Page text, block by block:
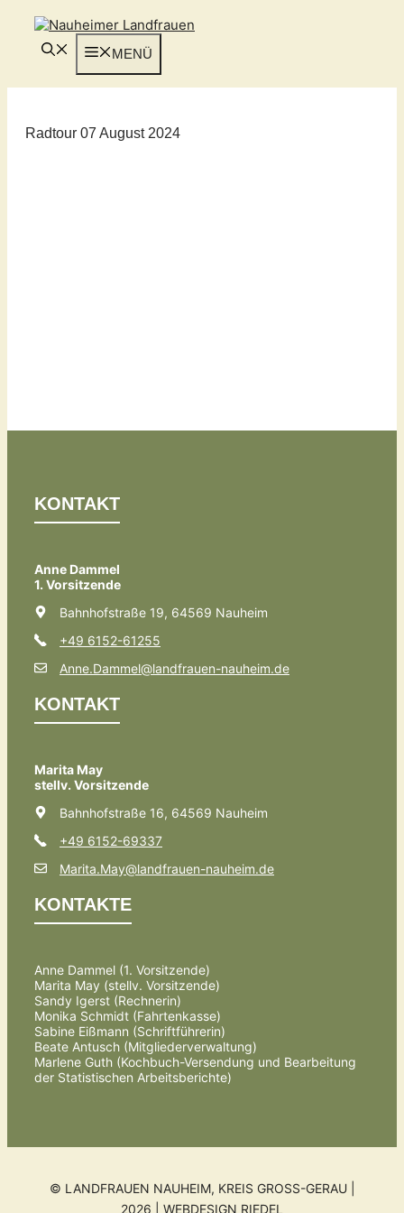
Inhalt
springen
MENÜ
Radtour 07 August 2024
KONTAKT
Anne Dammel
1. Vorsitzende
Bahnhofstraße 19, 64569 Nauheim
+49 6152-61255
Anne.Dammel@landfrauen-nauheim.de
KONTAKT
Marita May
stellv. Vorsitzende
Bahnhofstraße 16, 64569 Nauheim
+49 6152-69337
Marita.May@landfrauen-nauheim.de
KONTAKTE
Anne Dammel (1. Vorsitzende)
Marita May (stellv. Vorsitzende)
Sandy Igerst (Rechnerin)
Monika Schmidt (Fahrtenkasse)
Sabine Eißmann (Schriftführerin)
Beate Antusch (Mitgliederverwaltung)
Marlene Guth (Kochbuch-Versendung und Bearbeitung
der Statistischen Arbeitsberichte)
© LANDFRAUEN NAUHEIM, KREIS GROSS-GERAU | 2
026 |
WEBDESIGN RIEDEL